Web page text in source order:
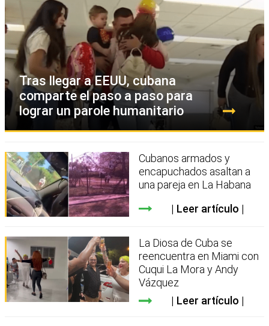
Tras llegar a EEUU, cubana
comparte el paso a paso para
lograr un parole humanitario
Cubanos armados y
encapuchados asaltan a
una pareja en La Habana
Leer artículo
La Diosa de Cuba se
reencuentra en Miami con
Cuqui La Mora y Andy
Vázquez
Leer artículo